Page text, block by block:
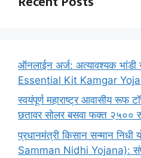
ऑनलाईन अर्ज: अत्यावश्यक भांडी
Essential Kit Kamgar
स्वयंपूर्ण महाराष्ट्र आवासीय रूफ
छतावर सोलर बसवा फक्त २५००
प्रधानमंत्री किसान सन्मान
Samman Nidhi Yojana):